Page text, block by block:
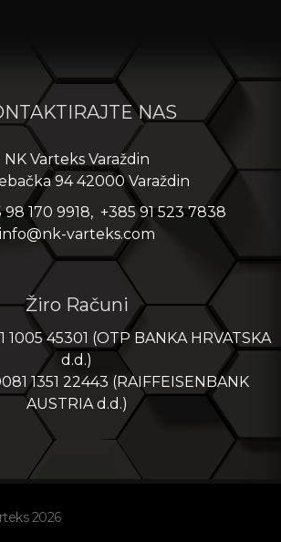
NAS
NK Varteks Varaždin
94 42000 Varaždin
98 170 9918, +385 91 523 7838
info@nk-varteks.com
Žiro Računi
1005 45301 (OTP BANKA HRVATSKA
d.d.)
1351 22443 (RAIFFEISENBANK
AUSTRIA d.d.)
2026